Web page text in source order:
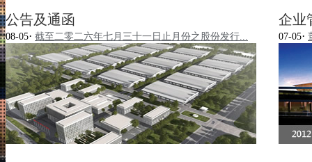
企业管治报告
招股书
投资者关系查询
发布企业通讯
传媒中心
新闻动态
视频展示
媒体查询
人力资源
公告及通函
08-05· 截至二零二六年七月三十一日止月份之股份发行...
企业
07-05·
管理团队
资质荣誉
建设工程承包业务
其他业务
海外业务
精品工程
公司讯息
公告及通函
财务报告
公司推介投影片